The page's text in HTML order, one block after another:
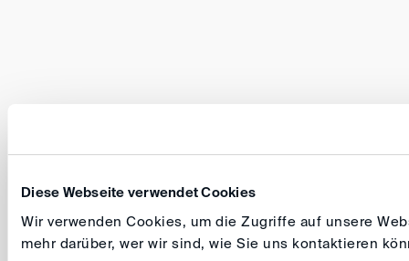
Diese Webseite verwendet Cookies
Wir verwenden Cookies, um die Zugriffe auf unsere
mehr darüber, wer wir sind, wie Sie uns kontaktieren